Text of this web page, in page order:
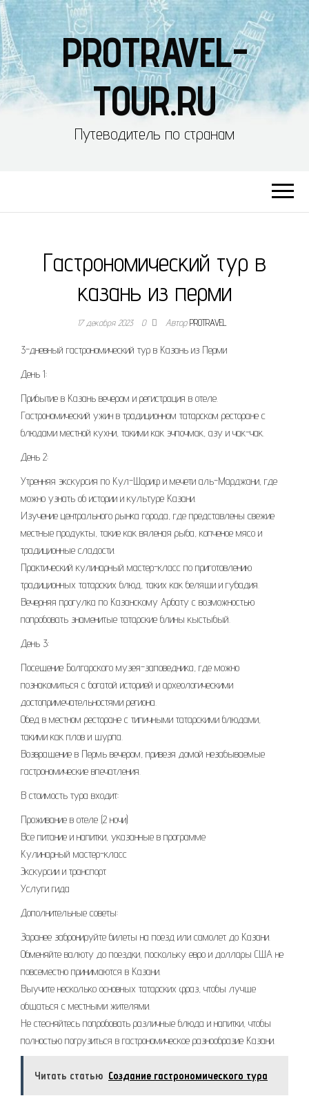
PROTRAVEL-
TOUR.RU
Путеводитель по странам
Гастрономический тур в
казань из перми
17 декабря 2023 0 АвторPROTRAVEL
3-дневный гастрономический тур в Казань из Перми
День 1:
Прибытие в Казань вечером и регистрация в отеле.
Гастрономический ужин в традиционном татарском ресторане с
блюдами местной кухни, такими как эчпочмак, азу и чак-чак.
День 2:
Утренняя экскурсия по Кул-Шариф и мечети аль-Марджани, где
можно узнать об истории и культуре Казани.
Изучение центрального рынка города, где представлены свежие
местные продукты, такие как вяленая рыба, копченое мясо и
традиционные сладости.
Практический кулинарный мастер-класс по приготовлению
традиционных татарских блюд, таких как беляши и губадия.
Вечерняя прогулка по Казанскому Арбату с возможностью
попробовать знаменитые татарские блины кыстыбый.
День 3:
Посещение Болгарского музея-заповедника, где можно
познакомиться с богатой историей и археологическими
достопримечательностями региона.
Обед в местном ресторане с типичными татарскими блюдами,
такими как плов и шурпа.
Возвращение в Пермь вечером, привезя домой незабываемые
гастрономические впечатления.
В стоимость тура входит:
Проживание в отеле (2 ночи)
Все питание и напитки, указанные в программе
Кулинарный мастер-класс
Экскурсии и транспорт
Услуги гида
Дополнительные советы:
Заранее забронируйте билеты на поезд или самолет до Казани.
Обменяйте валюту до поездки, поскольку евро и доллары США не
повсеместно принимаются в Казани.
Выучите несколько основных татарских фраз, чтобы лучше
общаться с местными жителями.
Не стесняйтесь попробовать различные блюда и напитки, чтобы
полностью погрузиться в гастрономическое разнообразие Казани.
Читать статью Создание гастрономического тура